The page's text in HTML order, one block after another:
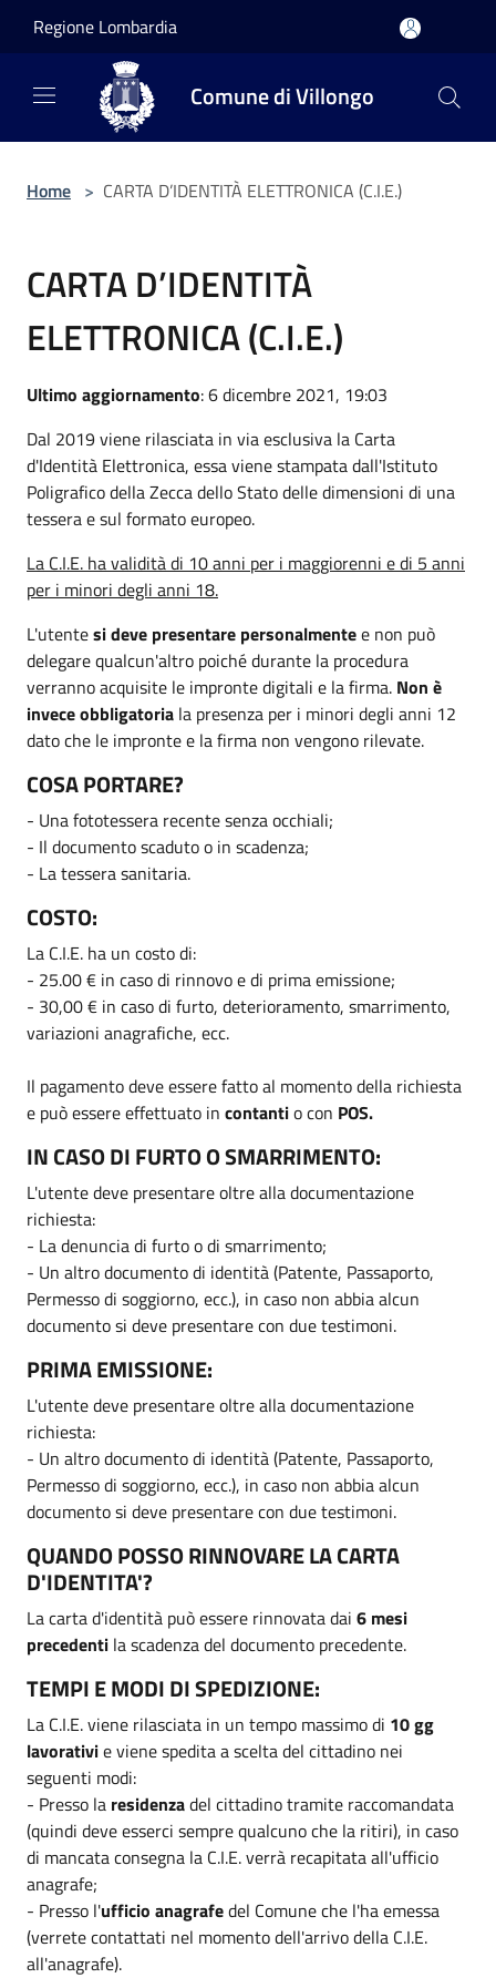
Regione Lombardia
Comune di Villongo
Home > CARTA D’IDENTITÀ ELETTRONICA (C.I.E.)
CARTA D’IDENTITÀ
ELETTRONICA (C.I.E.)
Ultimo aggiornamento: 6 dicembre 2021, 19:03
Dal 2019 viene rilasciata in via esclusiva la Carta
d'Identità Elettronica, essa viene stampata dall'Istituto
Poligrafico della Zecca dello Stato delle dimensioni di una
tessera e sul formato europeo.
La C.I.E. ha validità di 10 anni per i maggiorenni e di 5 anni
per i minori degli anni 18.
L'utentesi deve presentare personalmentee non può
delegare qualcun'altro poiché durante la procedura
verranno acquisite le impronte digitali e la firma. Non è
invece obbligatoria la presenza per i minori degli anni 12
dato che le impronte e la firma non vengono rilevate.
COSA PORTARE?
- Una fototessera recente senza occhiali;
- Il documento scaduto o in scadenza;
- La tessera sanitaria.
COSTO:
La C.I.E. ha un costo di:
- 25.00 € in caso di rinnovo e di prima emissione;
- 30,00 € in caso di furto, deterioramento, smarrimento,
variazioni anagrafiche, ecc.
Il pagamento deve essere fatto al momento della richiesta
e può essere effettuato in contantio con POS.
IN CASO DI FURTO O SMARRIMENTO:
L'utente deve presentare oltre alla documentazione
richiesta:
- La denuncia di furto o di smarrimento;
- Un altro documento di identità (Patente, Passaporto,
Permesso di soggiorno, ecc.), in caso non abbia alcun
documento si deve presentare con due testimoni.
PRIMA EMISSIONE:
L'utente deve presentare oltre alla documentazione
richiesta:
- Un altro documento di identità (Patente, Passaporto,
Permesso di soggiorno, ecc.), in caso non abbia alcun
documento si deve presentare con due testimoni.
QUANDO POSSO RINNOVARE LA CARTA
D'IDENTITA'?
La carta d'identità può essere rinnovata dai 6 mesi
precedenti la scadenza del documento precedente.
TEMPI E MODI DI SPEDIZIONE:
La C.I.E. viene rilasciata in un tempo massimo di 10 gg
lavorativie viene spedita a scelta del cittadino nei
seguenti modi:
- Presso la residenzadel cittadino tramite raccomandata
(quindi deve esserci sempre qualcuno che la ritiri), in caso
di mancata consegna la C.I.E. verrà recapitata all'ufficio
anagrafe;
- Presso l'ufficio anagrafedel Comune che l'ha emessa
(verrete contattati nel momento dell'arrivo della C.I.E.
all'anagrafe).